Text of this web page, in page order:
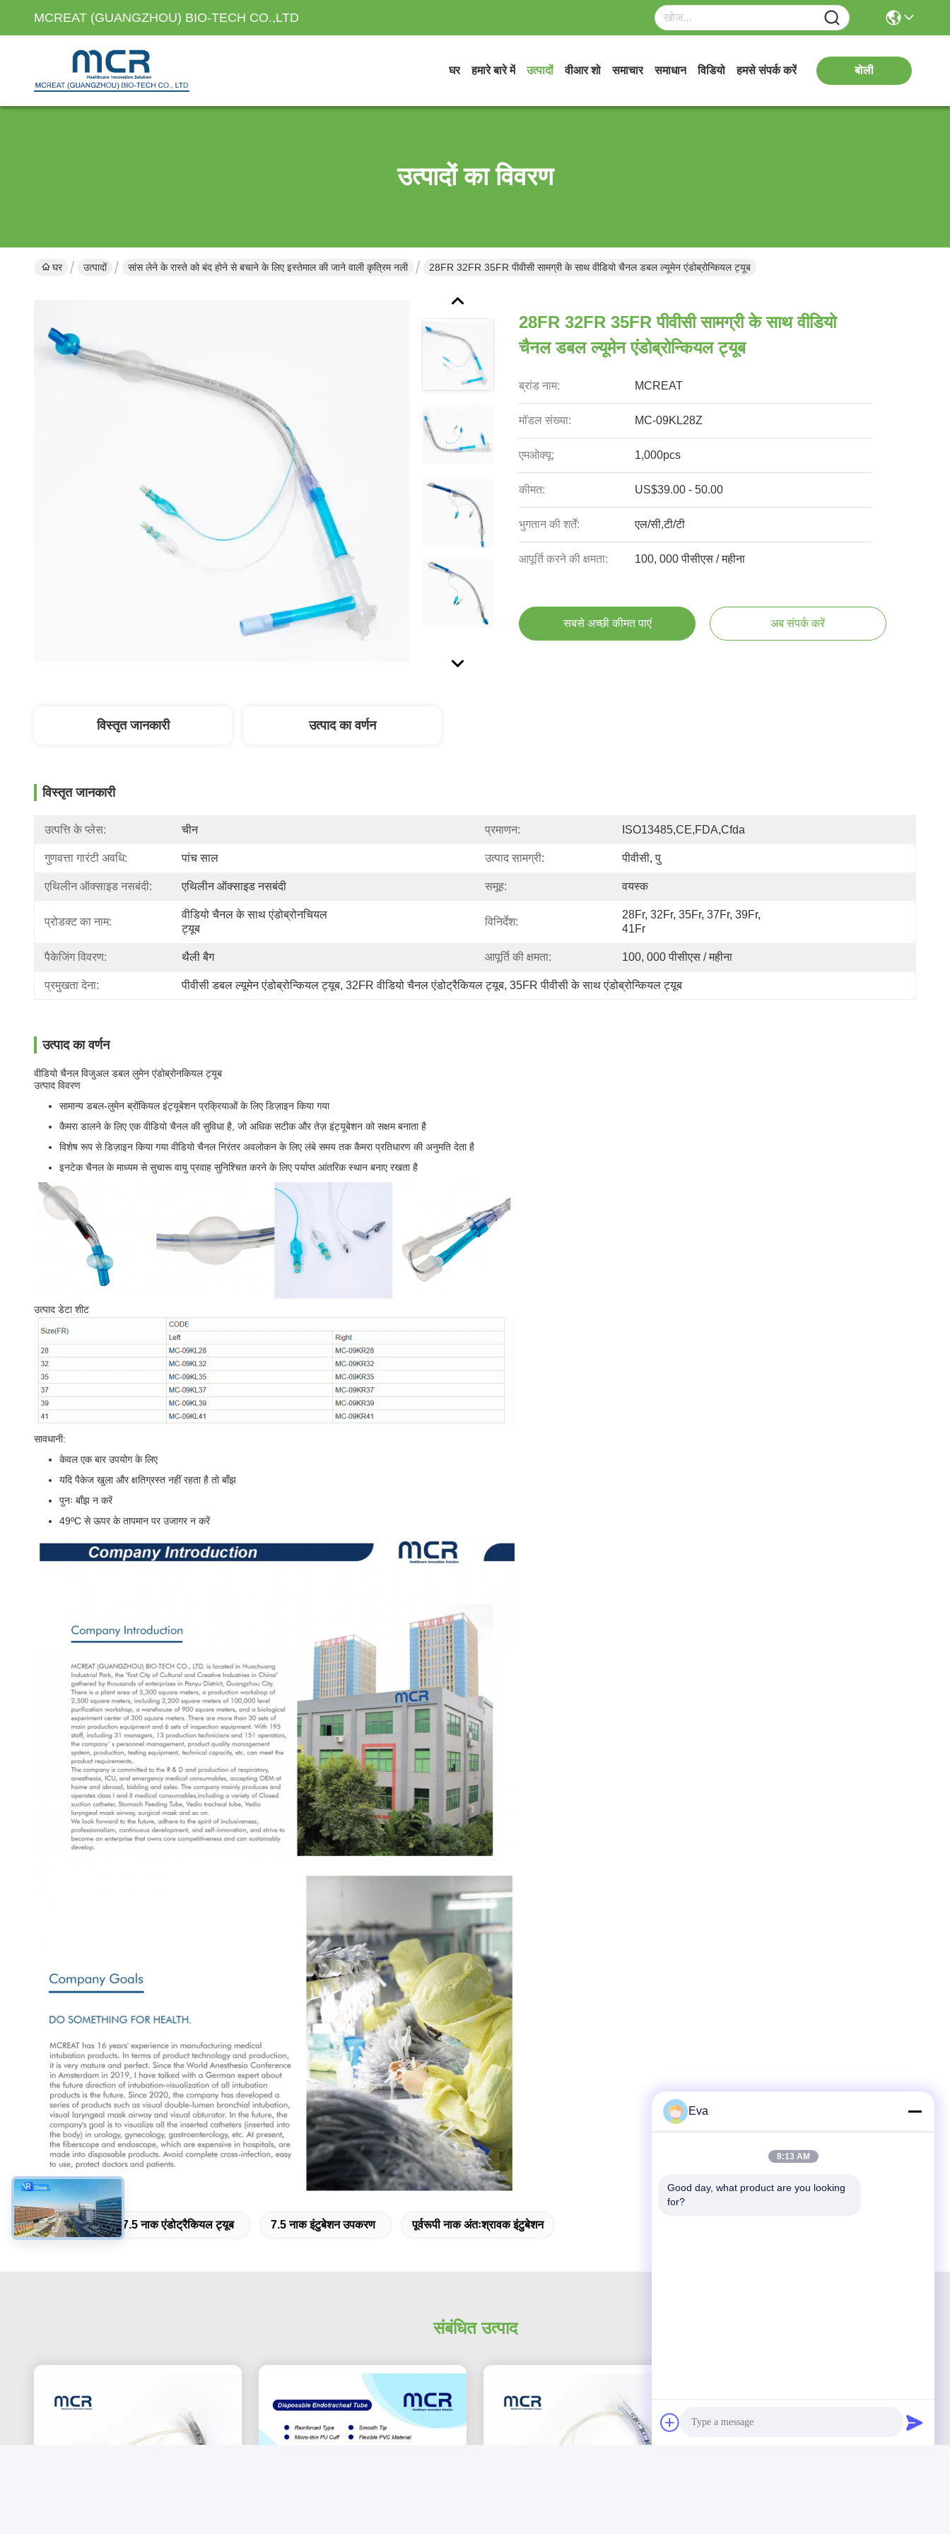
MCREAT (GUANGZHOU) BIO-TECH CO.,LTD
घर हमारे बारे में उत्पादों वीआर शो समाचार समाधान विडियो हमसे संपर्क करें बोली
उत्पादों का विवरण
घर उत्पादों सांस लेने के रास्ते को बंद होने से बचाने के लिए इस्तेमाल की जाने वाली कृत्रिम नली 28FR 32FR 35FR पीवीसी सामग्री के साथ वीडियो चैनल डबल ल्यूमेन एंडोब्रोन्कियल ट्यूब
28FR 32FR 35FR पीवीसी सामग्री के साथ वीडियो
चैनल डबल ल्यूमेन एंडोब्रोन्कियल ट्यूब
ब्रांड नाम: MCREAT
मॉडल संख्या: MC-09KL28Z
एमओक्यू: 1,000pcs
कीमत: US$39.00 - 50.00
भुगतान की शर्तें: एल/सी,टी/टी
आपूर्ति करने की क्षमता: 100, 000 पीसीएस / महीना
सबसे अच्छी कीमत पाएं अब संपर्क करें
विस्तृत जानकारी उत्पाद का वर्णन
विस्तृत जानकारी
उत्पत्ति के प्लेस: चीन प्रमाणन: ISO13485,CE,FDA,Cfda
गुणवत्ता गारंटी अवधि: पांच साल उत्पाद सामग्री: पीवीसी, पु
एथिलीन ऑक्साइड नसबंदी: एथिलीन ऑक्साइड नसबंदी समूह: वयस्क
प्रोडक्ट का नाम:
वीडियो चैनल के साथ एंडोब्रोनचियल
ट्यूब
विनिर्देश:
28Fr, 32Fr, 35Fr, 37Fr, 39Fr,
41Fr
पैकेजिंग विवरण: थैली बैग आपूर्ति की क्षमता: 100, 000 पीसीएस / महीना
प्रमुखता देना: पीवीसी डबल ल्यूमेन एंडोब्रोन्कियल ट्यूब, 32FR वीडियो चैनल एंडोट्रैकियल ट्यूब, 35FR पीवीसी के साथ एंडोब्रोन्कियल ट्यूब
उत्पाद का वर्णन
वीडियो चैनल विजुअल डबल लुमेन एंडोब्रोनकियल ट्यूब
उत्पाद विवरण
सामान्य डबल-लुमेन ब्रोंकियल इंट्यूबेशन प्रक्रियाओं के लिए डिज़ाइन किया गया
कैमरा डालने के लिए एक वीडियो चैनल की सुविधा है, जो अधिक सटीक और तेज़ इंट्यूबेशन को सक्षम बनाता है
विशेष रूप से डिज़ाइन किया गया वीडियो चैनल निरंतर अवलोकन के लिए लंबे समय तक कैमरा प्रतिधारण की अनुमति देता है
इनटेक चैनल के माध्यम से सुचारू वायु प्रवाह सुनिश्चित करने के लिए पर्याप्त आंतरिक स्थान बनाए रखता है
उत्पाद डेटा शीट
सावधानी:
केवल एक बार उपयोग के लिए
यदि पैकेज खुला और क्षतिग्रस्त नहीं रहता है तो बाँझ
पुनः बाँझ न करें
49ºC से ऊपर के तापमान पर उजागर न करें
टैग: आकार 7.5 नाक एंडोट्रैकियल ट्यूब 7.5 नाक इंटुबेशन उपकरण पूर्वरूपी नाक अंतःश्रावक इंटुबेशन
संबंधित उत्पाद
Eva
8:13 AM
Good day, what product are you looking
for?